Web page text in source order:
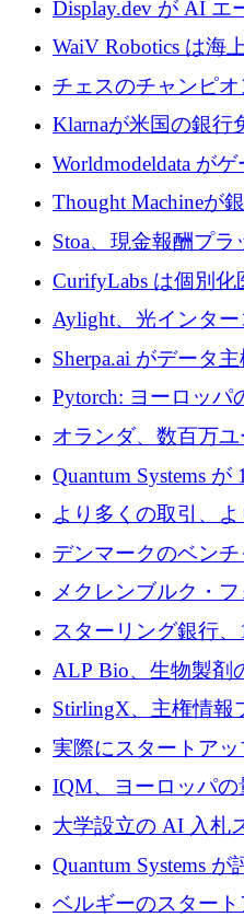
Display.dev が AI エ
コラボレーションを
WaiV Robotics は海
1 つをどのように解
チェスのチャンピ
材料スタートアップ
Klarnaが米国の銀行
Worldmodeldata が
ニングに変えるた
Thought Machineが
調達、年間収益1億
Stoa、現金報酬プ
ルを確保
CurifyLabs は個別
ユーロを寄付
Aylight、光インタ
けて450万ユーロの
Sherpa.ai がデータ
に 1,800 万ドルを調
Pytorch: ヨーロッパ
ウェア層
オランダ、数百万
との提携で軍用ドロ
ースト戦略を採用
Quantum Systems
米国の主要取引所
る、6 月に欧州のス
より多くの取引、
年 6 月に欧州のス
デンマークのベン
ンタム・キャピタ
ェア投資として初
を確保
メクレンブルク・
Nextcloud を州全体
戦略を拡大
スターリング銀行
ALP Bio、生物製剤
Venture Kick から
StirlingX、主権情報
するためにシリーズ
実際にスタートア
ノベーション モデ
IQM、ヨーロッパ
企業として初めて
大学設立の AI 入札
がプレシード資金
Quantum Systems
ドルを調達
ベルギーのスター